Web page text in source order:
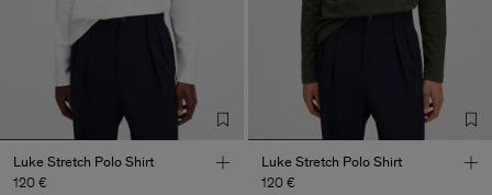
Luke Stretch Polo Shirt
120 €
Luke Stretch Polo Shirt
120 €